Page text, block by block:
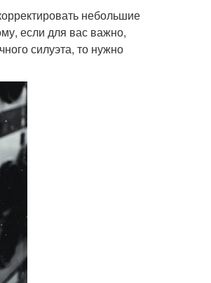
небольшие
если для вас важно,
силуэта, то нужно